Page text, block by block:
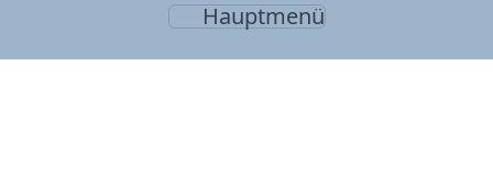
Hauptmenü